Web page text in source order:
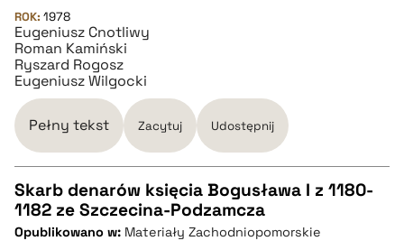
pobierz cytat
BIBTEX
pobierz cytat
ROK: 1978
Eugeniusz Cnotliwy
Roman Kamiński
Ryszard Rogosz
Eugeniusz Wilgocki
Pełny tekst Zacytuj Udostępnij
CZYSTY TEKST
Skarb denarów księcia Bogusława I z 1180-
1182 ze Szczecina-Podzamcza
Opublikowano w: Materiały Zachodniopomorskie